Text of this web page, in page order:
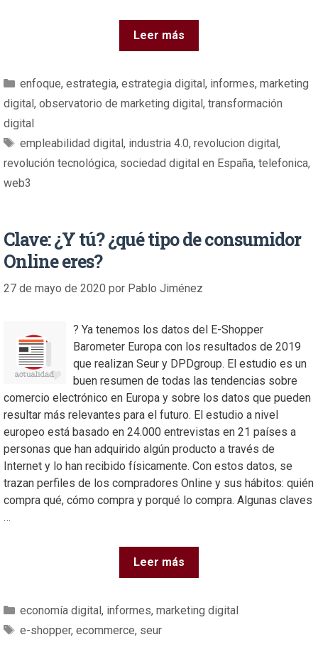
Leer más
enfoque, estrategia, estrategia digital, informes, marketing
digital, observatorio de marketing digital, transformación
digital
empleabilidad digital, industria 4.0, revolucion digital,
revolución tecnológica, sociedad digital en España, telefonica,
web3
Clave: ¿Y tú? ¿qué tipo de consumidor
Online eres?
27 de mayo de 2020 por Pablo Jiménez
? Ya tenemos los datos del E-Shopper
Barometer Europa con los resultados de 2019
que realizan Seur y DPDgroup. El estudio es un
buen resumen de todas las tendencias sobre
comercio electrónico en Europa y sobre los datos que pueden
resultar más relevantes para el futuro. El estudio a nivel
europeo está basado en 24.000 entrevistas en 21 países a
personas que han adquirido algún producto a través de
Internet y lo han recibido físicamente. Con estos datos, se
trazan perfiles de los compradores Online y sus hábitos: quién
compra qué, cómo compra y porqué lo compra. Algunas claves
…
Leer más
economía digital, informes, marketing digital
e-shopper, ecommerce, seur